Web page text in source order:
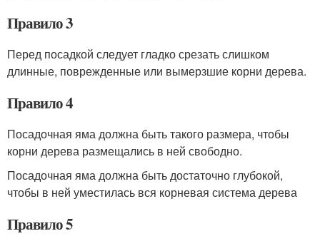
Правило 3
Перед посадкой следует гладко срезать слишком
длинные, поврежденные или вымерзшие корни дерева.
Правило 4
Посадочная яма должна быть такого размера, чтобы
корни дерева размещались в ней свободно.
Посадочная яма должна быть достаточно глубокой,
чтобы в ней уместилась вся корневая система дерева
Правило 5